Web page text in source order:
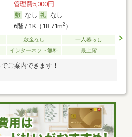
管理費5,000円
なし
なし
6階 / 1K（18.71m2）
敷金なし
一人暮らし
インターネット無料 最上階
ご案内できます！